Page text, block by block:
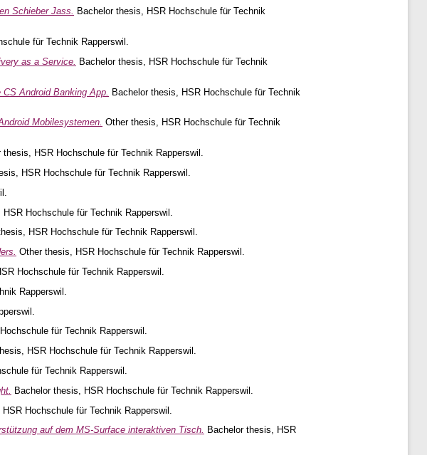
Schieber Jass. Bachelor thesis, HSR Hochschule für Technik
für Technik Rapperswil.
as a Service.
Bachelor thesis, HSR Hochschule für Technik
Android Banking App. Bachelor thesis, HSR Hochschule für Technik
Mobilesystemen. Other thesis, HSR Hochschule für Technik
thesis, HSR Hochschule für Technik Rapperswil.
HSR Hochschule für Technik Rapperswil.
Hochschule für Technik Rapperswil.
HSR Hochschule für Technik Rapperswil.
Other thesis, HSR Hochschule für Technik Rapperswil.
Hochschule für Technik Rapperswil.
Rapperswil.
für Technik Rapperswil.
HSR Hochschule für Technik Rapperswil.
für Technik Rapperswil.
Bachelor thesis, HSR Hochschule für Technik Rapperswil.
Hochschule für Technik Rapperswil.
auf dem MS-Surface interaktiven Tisch. Bachelor thesis, HSR